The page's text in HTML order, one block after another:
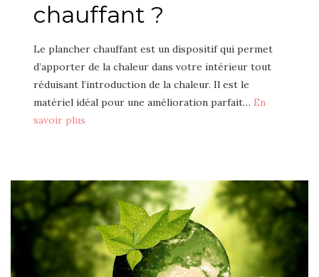
chauffant ?
Le plancher chauffant est un dispositif qui permet
d’apporter de la chaleur dans votre intérieur tout
réduisant l’introduction de la chaleur. Il est le
matériel idéal pour une amélioration parfait… En
savoir plus